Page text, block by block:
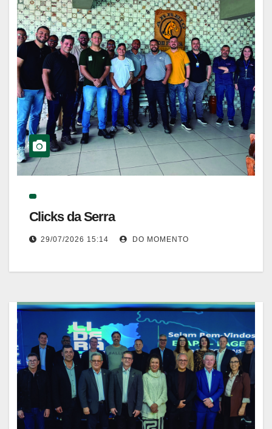
Clicks da Serra
29/07/2026 15:14 DO MOMENTO